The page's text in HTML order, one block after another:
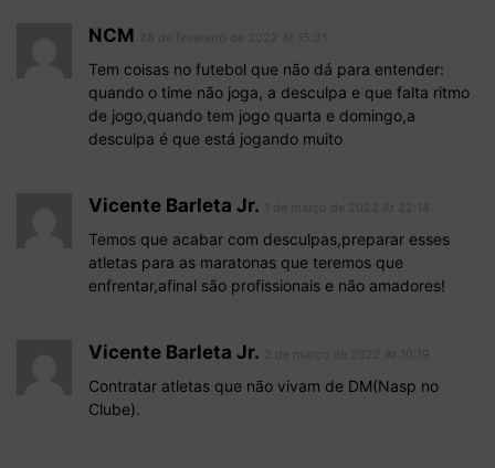
NCM
Tem coisas no futebol que não dá para entender:
quando o time não joga, a desculpa e que falta ritmo
de jogo,quando tem jogo quarta e domingo,a
desculpa é que está jogando muito
Vicente Barleta Jr.
Temos que acabar com desculpas,preparar esses
atletas para as maratonas que teremos que
enfrentar,afinal são profissionais e não amadores!
Vicente Barleta Jr.
Contratar atletas que não vivam de DM(Nasp no
Clube).